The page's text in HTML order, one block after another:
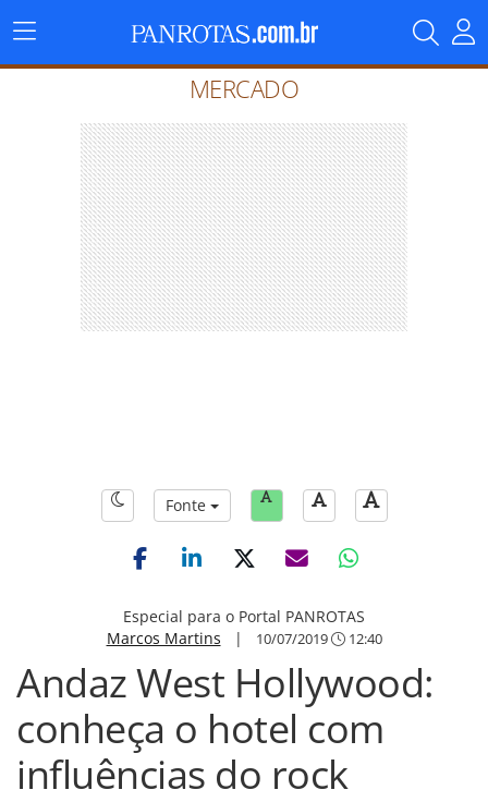
Menu
Principal
MERCADO
Fonte
Especial para o Portal PANROTAS
Marcos Martins | 10/07/2019 12:40
Andaz West Hollywood:
conheça o hotel com
influências do rock